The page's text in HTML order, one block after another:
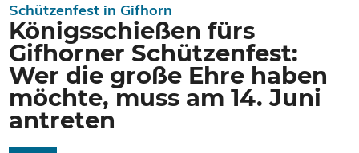
Schützenfest in Gifhorn
Königsschießen fürs
Gifhorner Schützenfest:
Wer die große Ehre haben
möchte, muss am 14. Juni
antreten